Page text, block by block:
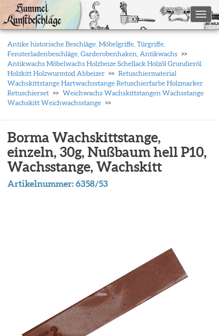
Antike historische Beschläge, Möbelgriffe, Türgriffe,
Fensterladenbeschläge, Garderobenhaken, Antikwachs
Antikwachs Möbelwachs Holzbeize Schellack Holzöl Grundieröl
Holzkitt Holzwurmtod Abbeizer
Retuschiermaterial
Wachskittstange Hartwachsstange Retuschierfarbe Holzmarker
Retuschierset
Weichwachs Wachskittstangen Wachsstange
Wachskitt Weichwachsstange
Borma Wachskittstange,
einzeln, 30g, Nußbaum hell P10,
Wachsstange, Wachskitt
Artikelnummer:6358/53